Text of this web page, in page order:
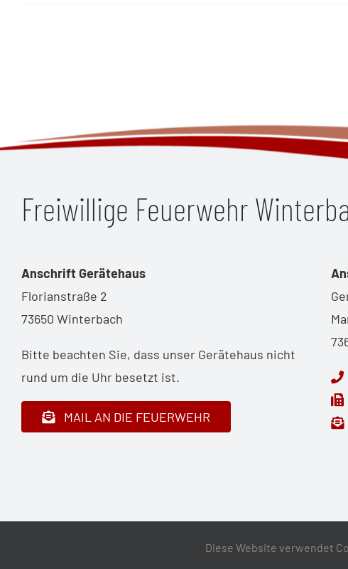
Freiwillige Feuerwehr
Anschrift Gerätehaus
Florianstraße 2
73650 Winterbach
Bitte beachten Sie, dass unser Gerätehaus nicht
rund um die Uhr besetzt ist.
MAIL AN DIE FEUERWEHR
Diese Website verwendet